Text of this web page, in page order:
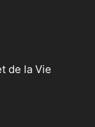
de la Vie